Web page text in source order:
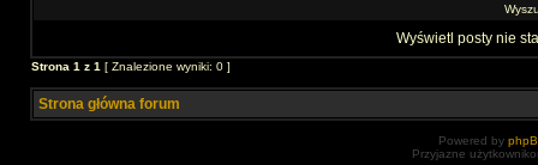
Wyświetl posty nie
Strona 1 z 1 [ Znalezione wyniki: 0 ]
Strona główna forum
Powered by
Przyjazne